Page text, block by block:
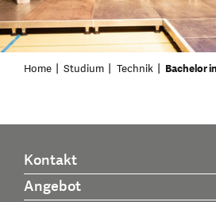
Home Studium Technik Bachelor
Kontakt
Angebot